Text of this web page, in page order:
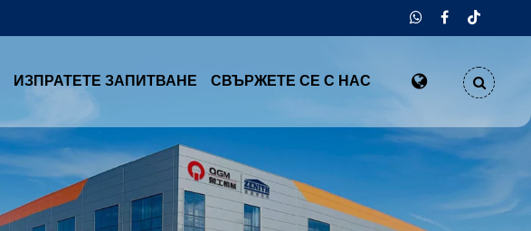
ИЗПРАТЕТЕ ЗАПИТВАНЕ СВЪРЖЕТЕ СЕ С НАС